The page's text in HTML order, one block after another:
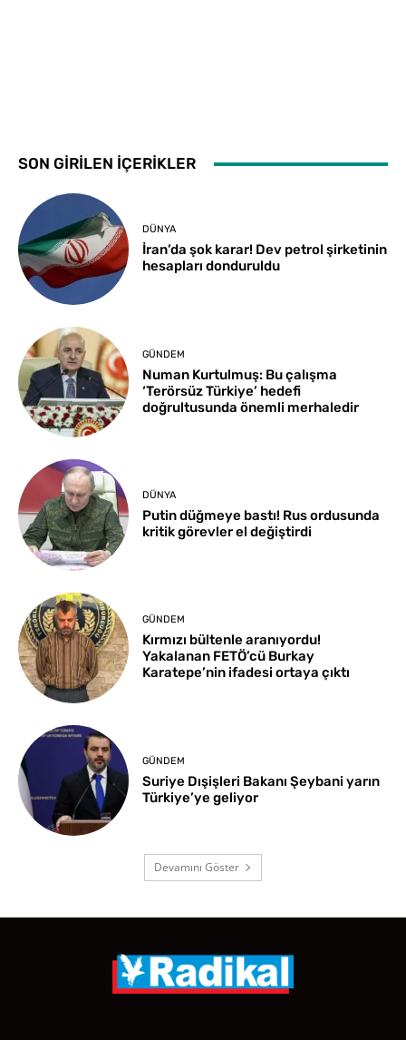
SON GİRİLEN İÇERİKLER
DÜNYA
İran’da şok karar! Dev petrol şirketinin
hesapları donduruldu
GÜNDEM
Numan Kurtulmuş: Bu çalışma
‘Terörsüz Türkiye’ hedefi
doğrultusunda önemli merhaledir
DÜNYA
Putin düğmeye bastı! Rus ordusunda
kritik görevler el değiştirdi
GÜNDEM
Kırmızı bültenle aranıyordu!
Yakalanan FETÖ’cü Burkay
Karatepe’nin ifadesi ortaya çıktı
GÜNDEM
Suriye Dışişleri Bakanı Şeybani yarın
Türkiye’ye geliyor
Devamını Göster